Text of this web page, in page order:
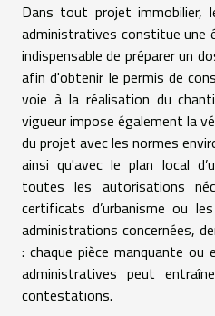
Dans tout projet immobilier,
administratives constitue une
indispensable de préparer un
afin d'obtenir le permis de
voie à la réalisation du
vigueur impose également la
du projet avec les normes
ainsi qu'avec le plan local
toutes les autorisations
certificats d’urbanisme ou
administrations concernées,
: chaque pièce manquante ou
administratives peut
contestations.